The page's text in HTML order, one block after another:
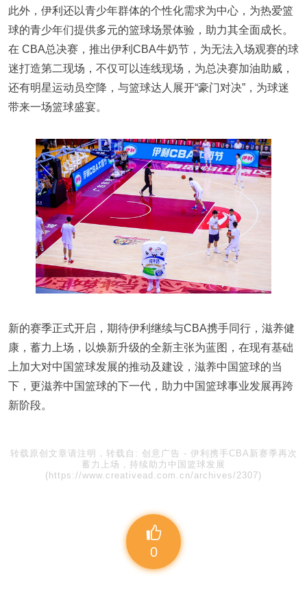
此外，伊利还以青少年群体的个性化需求为中心，为热爱篮
球的青少年们提供多元的篮球场景体验，助力其全面成长。
在 CBA总决赛，推出伊利CBA牛奶节，为无法入场观赛的球
迷打造第二现场，不仅可以连线现场，为总决赛加油助威，
还有明星运动员空降，与篮球达人展开“豪门对决”，为球迷
带来一场篮球盛宴。
新的赛季正式开启，期待伊利继续与CBA携手同行，滋养健
康，蓄力上场，以焕新升级的全新主张为蓝图，在现有基础
上加大对中国篮球发展的推动及建设，滋养中国篮球的当
下，更滋养中国篮球的下一代，助力中国篮球事业发展再跨
新阶段。
转载原创文章请注明，转载自: 创意广告 - 伊利携手CBA新赛季再次
蓄力上场，持续助力中国篮球发展
(https://www.creativead.com.cn/archives/2307)
0